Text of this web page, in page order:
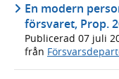
En modern
försvaret, Prop.
Publicerad 07 juli
från